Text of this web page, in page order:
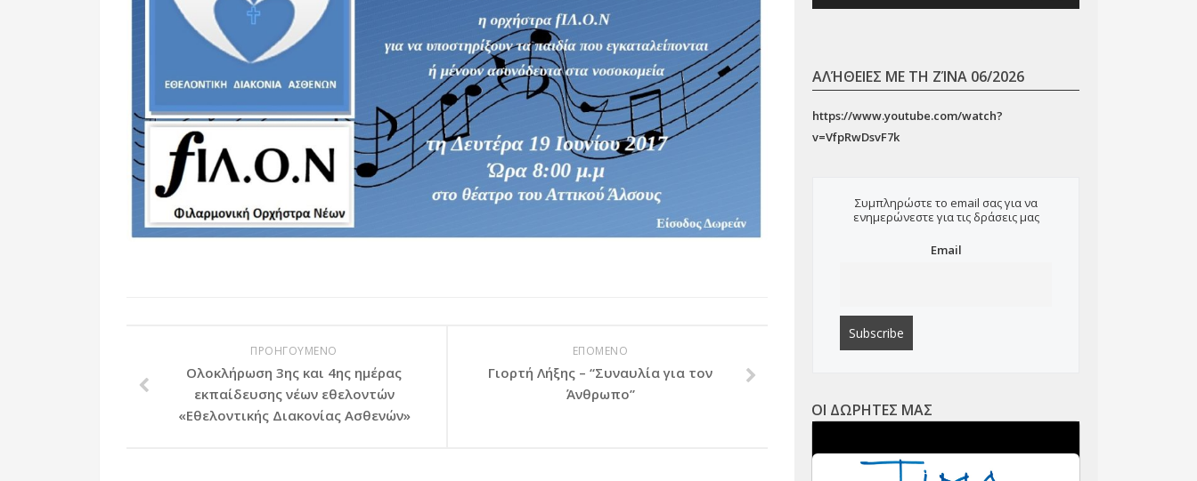
ΕΠΟΜΕΝΟ
Γιορτή Λήξης – “Συναυλία για τον
Άνθρωπο”
ΠΡΟΗΓΟΥΜΕΝΟ
Ολοκλήρωση 3ης και 4ης ημέρας
εκπαίδευσης νέων εθελοντών
«Εθελοντικής Διακονίας Ασθενών»
ΑΛΉΘΕΙΕΣ ΜΕ ΤΗ ΖΊΝΑ 06/2026
https://www.youtube.com/watch?
v=VfpRwDsvF7k
Συμπληρώστε το email σας για να
ενημερώνεστε για τις δράσεις μας
Email
ΟΙ ΔΩΡΗΤΕΣ ΜΑΣ